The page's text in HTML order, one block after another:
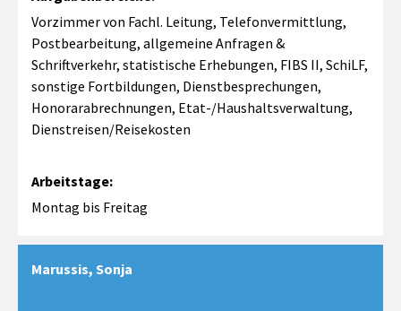
Vorzimmer von Fachl. Leitung, Telefonvermittlung,
Postbearbeitung, allgemeine Anfragen &
Schriftverkehr, statistische Erhebungen, FIBS II, SchiLF,
sonstige Fortbildungen, Dienstbesprechungen,
Honorarabrechnungen, Etat-/Haushaltsverwaltung,
Dienstreisen/Reisekosten
Arbeitstage:
Montag bis Freitag
Marussis, Sonja